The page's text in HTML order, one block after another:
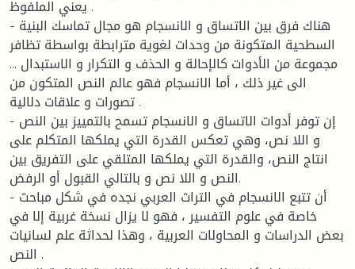
يعني الملفوظ .
- هناك فرق بين الاتساق و الانسجام هو مجال تماسك البنية
السطحية المتكونة من وحدات لغوية مترابطة بواسطة تظافر
مجموعة من الأدوات كالإحالة و الحذف و التكرار و الاستبدال ...
الى غير ذلك ، أما الانسجام فهو عالم النص المتكون من
تصورات و علاقات دلالية .
- إن توفر أدوات الاتساق و الانسجام تسمح بالتمييز بين النص
و اللا نص، وهي تعكس القدرة التي يملكها المتكلم على
انتاج النص، والقدرة التي يملكها المتلقي على التفريق بين
النص و اللا نص و بالتالي القبول أو الرفض.
- أن تتبع الانسجام في التراث العربي نجده في شكل مباحث
خاصة في علوم التفسير ، فهو لا يزال نسخة غربية إلا في
بعض الدراسات و المحاولات العربية ، وهذا لحداثة علم لسانيات
النص .